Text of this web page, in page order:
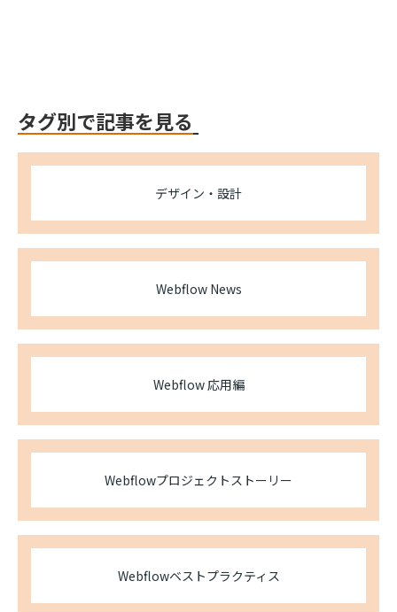
タグ別で記事を見る
デザイン・設計
Webflow News
Webflow 応用編
Webflowプロジェクトストーリー
Webflowベストプラクティス